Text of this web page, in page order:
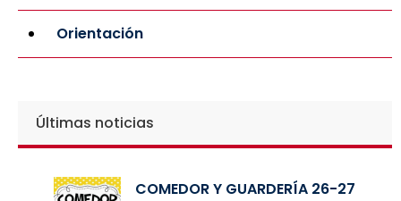
Orientación
Últimas noticias
COMEDOR Y GUARDERÍA 26-27